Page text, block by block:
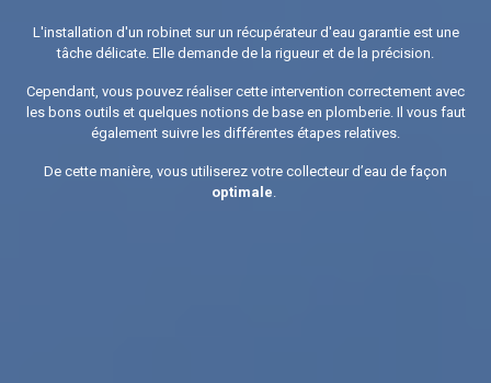
L'installation d'un robinet sur un récupérateur d'eau garantie est une
tâche délicate. Elle demande de la rigueur et de la précision.
Cependant, vous pouvez réaliser cette intervention correctement avec
les bons outils et quelques notions de base en plomberie. Il vous faut
également suivre les différentes étapes relatives.
De cette manière, vous utiliserez votre collecteur d’eau de façon
optimale